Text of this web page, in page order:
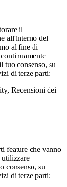
il
all'interno del
al fine di
tuo consenso, su
di terze parti:
Recensioni dei
feature che vanno
utilizzare
consenso, su
di terze parti: